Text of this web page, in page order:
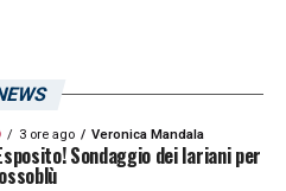
3 ore ago Veronica Mandala
Sondaggio dei lariani per